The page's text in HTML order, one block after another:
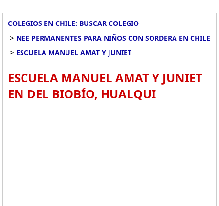
COLEGIOS EN CHILE: BUSCAR COLEGIO
> NEE PERMANENTES PARA NIÑOS CON SORDERA EN CHILE
> ESCUELA MANUEL AMAT Y JUNIET
ESCUELA MANUEL AMAT Y JUNIET
EN DEL BIOBÍO, HUALQUI